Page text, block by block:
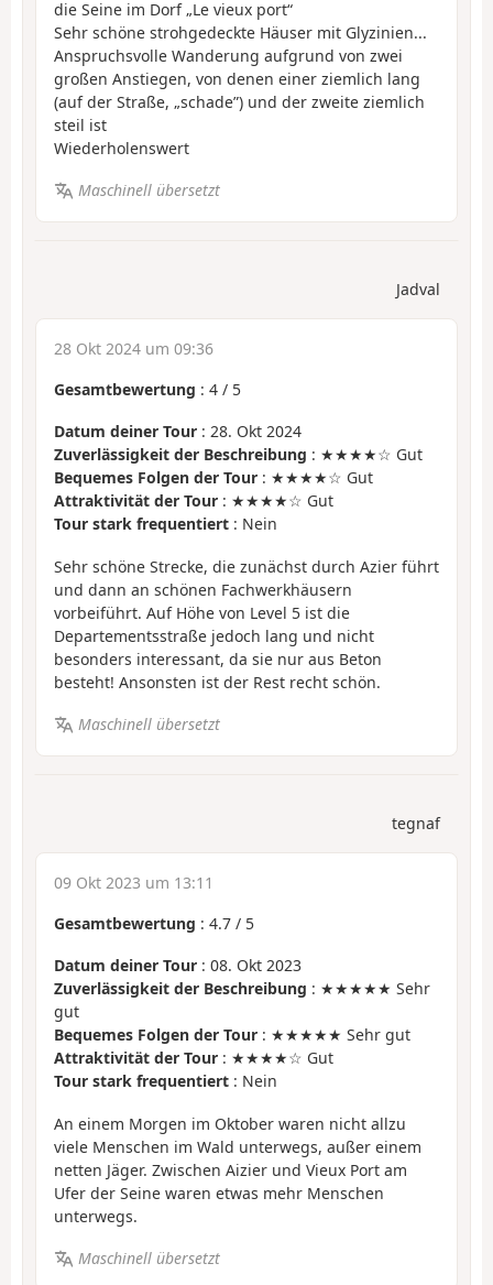
die Seine im Dorf „Le vieux port“
Sehr schöne strohgedeckte Häuser mit Glyzinien...
Anspruchsvolle Wanderung aufgrund von zwei
großen Anstiegen, von denen einer ziemlich lang
(auf der Straße, „schade”) und der zweite ziemlich
steil ist
Wiederholenswert
Maschinell übersetzt
Jadval
28 Okt 2024 um 09:36
Gesamtbewertung : 4 / 5
Datum deiner Tour : 28. Okt 2024
Zuverlässigkeit der Beschreibung : ★★★★☆ Gut
Bequemes Folgen der Tour : ★★★★☆ Gut
Attraktivität der Tour : ★★★★☆ Gut
Tour stark frequentiert : Nein
Sehr schöne Strecke, die zunächst durch Azier führt
und dann an schönen Fachwerkhäusern
vorbeiführt. Auf Höhe von Level 5 ist die
Departementsstraße jedoch lang und nicht
besonders interessant, da sie nur aus Beton
besteht! Ansonsten ist der Rest recht schön.
Maschinell übersetzt
tegnaf
09 Okt 2023 um 13:11
Gesamtbewertung : 4.7 / 5
Datum deiner Tour : 08. Okt 2023
Zuverlässigkeit der Beschreibung : ★★★★★ Sehr
gut
Bequemes Folgen der Tour : ★★★★★ Sehr gut
Attraktivität der Tour : ★★★★☆ Gut
Tour stark frequentiert : Nein
An einem Morgen im Oktober waren nicht allzu
viele Menschen im Wald unterwegs, außer einem
netten Jäger. Zwischen Aizier und Vieux Port am
Ufer der Seine waren etwas mehr Menschen
unterwegs.
Maschinell übersetzt